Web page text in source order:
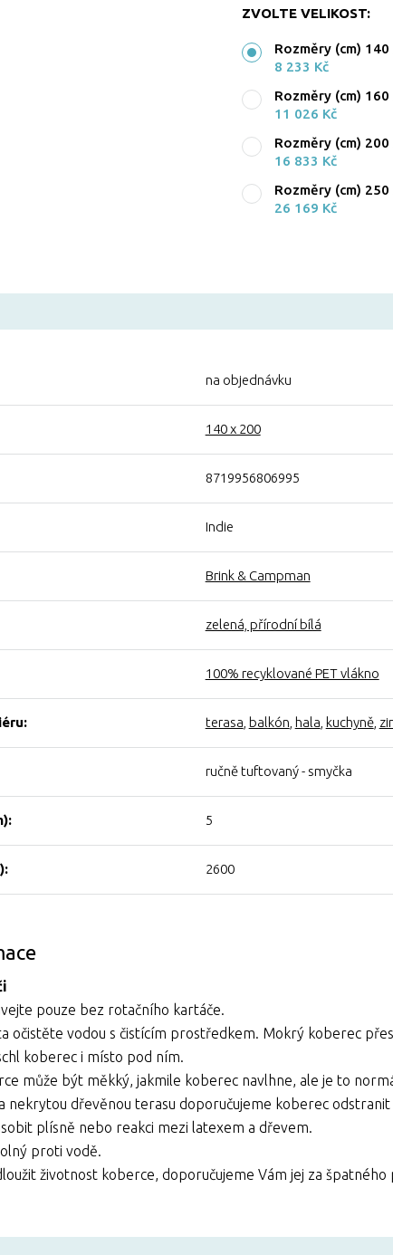
ZVOLTE VELIKOST:
Rozměry (cm) 140
8 233 Kč
Rozměry (cm) 160
11 026 Kč
Rozměry (cm) 200
16 833 Kč
Rozměry (cm) 250
26 169 Kč
na objednávku
140 x 200
8719956806995
Indie
Brink & Campman
zelená, přírodní bílá
100% recyklované PET vlákno
terasa balkón hala kuchyně,
ručně tuftovaný - smyčka
5
): 2600
pouze bez rotačního kartáče.
očistěte vodou s čistícím prostředkem. Mokrý koberec
koberec i místo pod ním.
může být měkký, jakmile koberec navlhne, ale je to
nekrytou dřevěnou terasu doporučujeme koberec
plísně nebo reakci mezi latexem a dřevem.
proti vodě.
životnost koberce, doporučujeme Vám jej za špatného